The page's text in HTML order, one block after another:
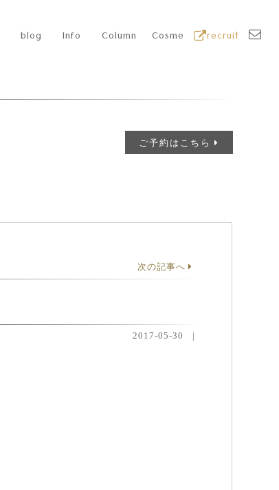
blog Info Column Cosme recruit
ご予約はこちら
次の記事へ
2017-05-30 |